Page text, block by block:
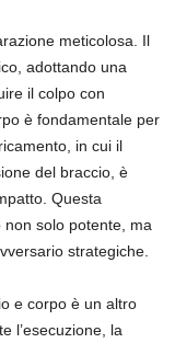
meticolosa. Il
adottando una
il colpo con
è fondamentale per
in cui il
del braccio, è
Questa
solo potente, ma
strategiche.
e corpo è un altro
l’esecuzione, la